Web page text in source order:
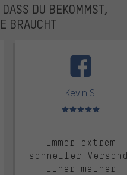
DU BEKOMMST,
BRAUCHT
Kevin S.
Bewertungen: 5 von 5
Immer extrem
schneller
Einer meiner